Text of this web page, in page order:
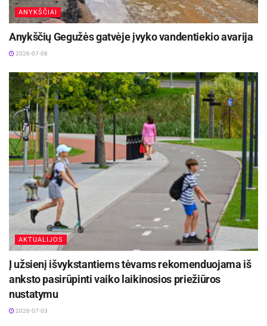
ANYKŠČIAI
Anykščių Gegužės gatvėje įvyko vandentiekio avarija
2026-07-08
AKTUALIJOS
Į užsienį išvykstantiems tėvams rekomenduojama iš
anksto pasirūpinti vaiko laikinosios priežiūros
nustatymu
2026-07-03